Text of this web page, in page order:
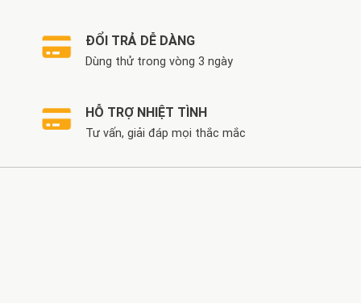
ĐỔI TRẢ DỄ DÀNG
Dùng thử trong vòng 3 ngày
HỖ TRỢ NHIỆT TÌNH
Tư vấn, giải đáp mọi thắc mắc